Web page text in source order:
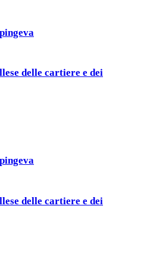
delle cartiere e dei
delle cartiere e dei